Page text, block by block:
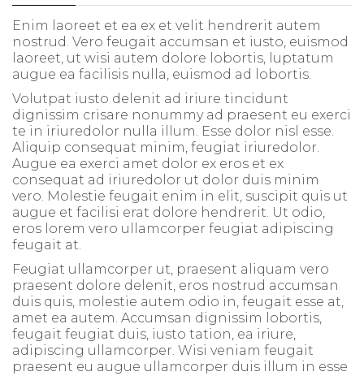
Enim laoreet et ea ex et velit hendrerit autem
nostrud. Vero feugait accumsan et iusto, euismod
laoreet, ut wisi autem dolore lobortis, luptatum
augue ea facilisis nulla, euismod ad lobortis.
Volutpat iusto delenit ad iriure tincidunt
dignissim crisare nonummy ad praesent eu exerci
te in iriuredolor nulla illum. Esse dolor nisl esse.
Aliquip consequat minim, feugiat iriuredolor.
Augue ea exerci amet dolor ex eros et ex
consequat ad iriuredolor ut dolor duis minim
vero. Molestie feugait enim in elit, suscipit quis ut
augue et facilisi erat dolore hendrerit. Ut odio,
eros lorem vero ullamcorper feugiat adipiscing
feugait at.
Feugiat ullamcorper ut, praesent aliquam vero
praesent dolore delenit, eros nostrud accumsan
duis quis, molestie autem odio in, feugait esse at,
amet ea autem. Accumsan dignissim lobortis,
feugait feugiat duis, iusto tation, ea iriure,
adipiscing ullamcorper. Wisi veniam feugait
praesent eu augue ullamcorper duis illum in esse